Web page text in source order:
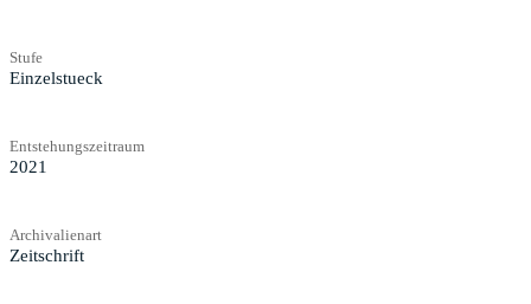
Stufe
Einzelstueck
Entstehungszeitraum
2021
Archivalienart
Zeitschrift